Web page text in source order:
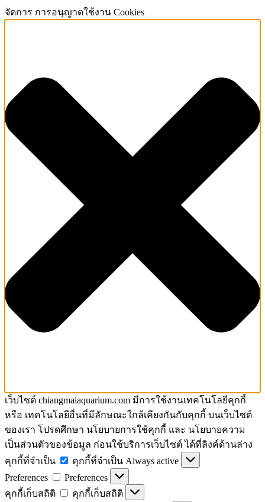
จัดการ การอนุญาตใช้งาน Cookies
เว็บไซต์ chiangmaiaquarium.com มีการใช้งานเทคโนโลยีคุกกี้
หรือ เทคโนโลยีอื่นที่มีลักษณะใกล้เคียงกันกับคุกกี้ บนเว็บไซต์
ของเรา โปรดศึกษา นโยบายการใช้คุกกี้ และ นโยบายความ
เป็นส่วนตัวของข้อมูล ก่อนใช้บริการเว็บไซต์ ได้ที่ลิงค์ด้านล่าง
คุกกี้ที่จำเป็น
คุกกี้ที่จำเป็น Always active
Preferences
Preferences
คุกกี้เก็บสถิติ
คุกกี้เก็บสถิติ